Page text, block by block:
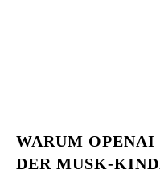
WARUM
DER MUSK-